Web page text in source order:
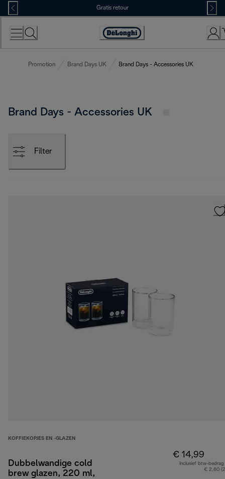
Skip
to
Content
Gratis retour
Accessibility
Promotion Brand Days UK Brand Days - Accessories UK
Brand Days - Accessories UK
Filter
KOFFIEKOPJES EN -GLAZEN
Dubbelwandige cold
brew glazen, 220 ml,
€ 14,99
Inclusief btw-bedrag
€ 2,60